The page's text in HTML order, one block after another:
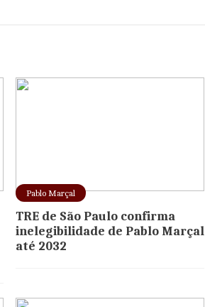
Pablo Marçal
TRE de São Paulo confirma
inelegibilidade de Pablo Marçal
até 2032